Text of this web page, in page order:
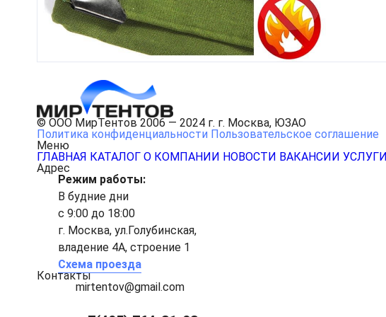
© ООО МирТентов 2006 — 2024 г. г. Москва, ЮЗАО
Политика конфиденциальности Пользовательское соглашение
Меню
ГЛАВНАЯ КАТАЛОГ О КОМПАНИИ НОВОСТИ ВАКАНСИИ УСЛУГИ
Адрес
Режим работы:
В будние дни
с 9:00 до 18:00
г. Москва, ул.Голубинская,
владение 4А, строение 1
Схема проезда
Контакты
mirtentov@gmail.com